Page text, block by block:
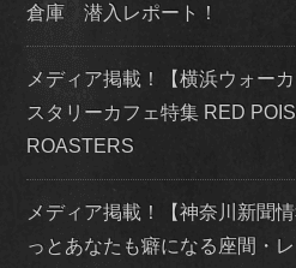
倉庫 潜入レポート！
メディア掲載！【横浜ウォー
スタリーカフェ特集 RED
ROASTERS
メディア掲載！【神奈川新聞
っとあなたも癖になる座間・